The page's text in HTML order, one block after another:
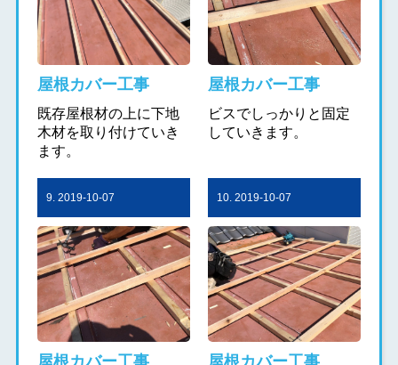
屋根カバー工事
既存屋根材の上に下地
木材を取り付けていき
ます。
屋根カバー工事
ビスでしっかりと固定
していきます。
9. 2019-10-07
屋根カバー工事
10. 2019-10-07
屋根カバー工事